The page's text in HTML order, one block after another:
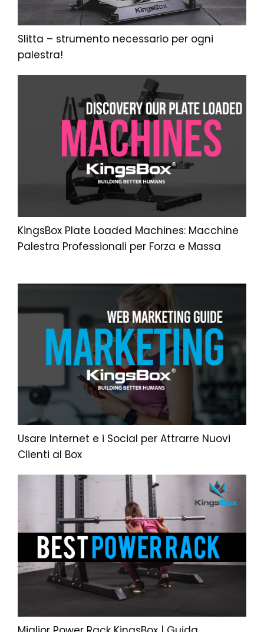
Slitta – strumento necessario per ogni
palestra!
KingsBox Plate Loaded Machines: Macchine
Palestra Professionali per Forza e Massa
Usare Internet e i Social per Attrarre Nuovi
Clienti al Box